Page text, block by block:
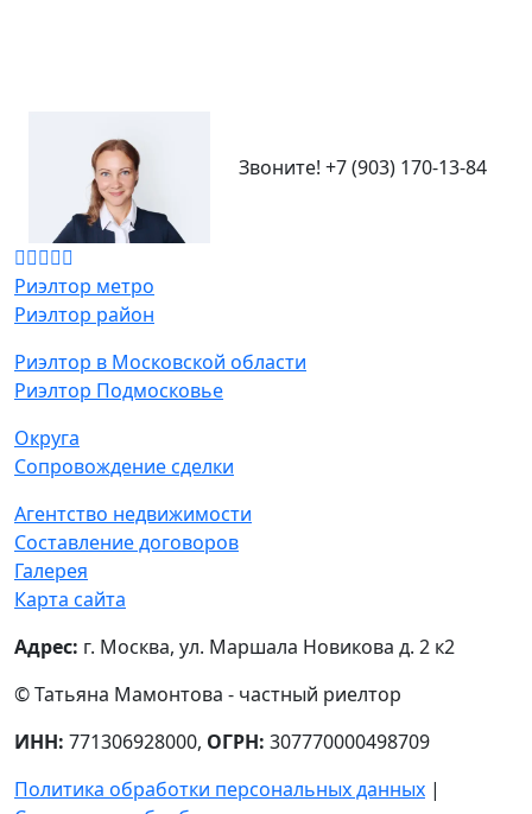
Звоните! +7 (903) 170-13-84
Риэлтор метро
Риэлтор район
Риэлтор в Московской области
Риэлтор Подмосковье
Округа
Сопровождение сделки
Агентство недвижимости
Составление договоров
Галерея
Карта сайта
Адрес: г. Москва, ул. Маршала Новикова д. 2 к2
© Татьяна Мамонтова - частный риелтор
ИНН: 771306928000, ОГРН: 307770000498709
Политика обработки персональных данных |